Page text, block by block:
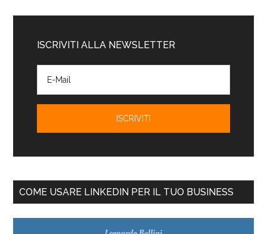
ISCRIVITI ALLA NEWSLETTER
COME USARE LINKEDIN PER IL TUO BUSINESS